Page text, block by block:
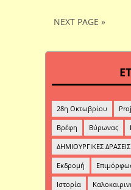
NEXT PAGE »
28η Οκτωβρίου
Βρέφη Βύρωνας
ΔΗΜΙΟΥΡΓΙΚΕΣ ΔΡΑΣΕΙΣ
Εκδρομή
Ιστορία